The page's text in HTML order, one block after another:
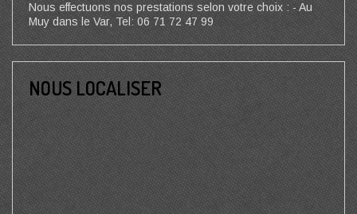
Nous effectuons nos prestations selon votre choix : - Au
Muy dans le Var, Tel: 06 71 72 47 99
NOUS LOCALISER